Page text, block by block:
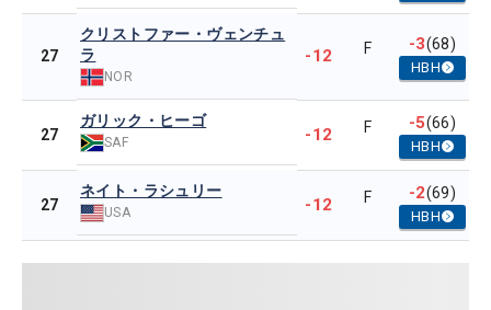
27
クリストファー・ヴェンチュ
ラ
NOR
-12 F -3(68)
HBH
27
ガリック・ヒーゴ
SAF -12 F -5(66)
HBH
27
ネイト・ラシュリー
USA -12 F -2(69)
HBH